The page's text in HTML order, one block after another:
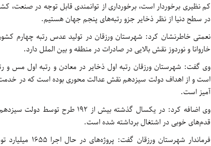
کم نظیری برخوردار است، برخورداری از توانمندی قابل توجه در صنعت،
در سطح دنیا از نظر ذخایر جزو رتبه‌های پنجم جهان هستیم.
نعمتی خاطرنشان کرد: شهرستان ورزقان در تولید عدس رتبه چهارم کشور
خاروانا و نوردوز نقش بالایی در صادرات در منطقه و بین الملل دارد.
وی گفت: شهرستان ورزقان رتبه اول ذخایر در معادن و رتبه اول مس و
است و از اهداف دولت سیزدهم نقش عدالت محوری بوده است که در خدمت
آمیز است.
وی اضافه کرد: در یکسال گذشته بیش از
قدم‌های خوبی در اشتغال برداشته شده است.
فرماندار شهرستان